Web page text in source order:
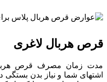
قرص هربال لاغری
مدت زمان مصرف قرص هربال
اشتهای شما و نیاز بدن بستگی